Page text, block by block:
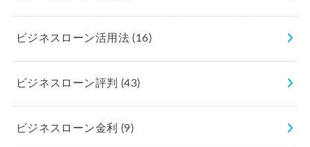
ビジネスローン活用法(16)
ビジネスローン評判 (43)
ビジネスローン金利 (9)